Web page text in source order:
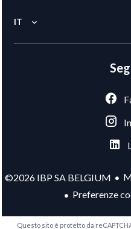
IT
©2026 IBP SA BELGIUM
Preferenze
Questo sito è protetto da